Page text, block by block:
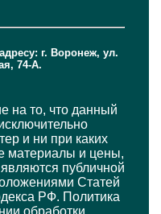
г. Воронеж, ул.
74-А.
то, что данный
и ни при каких
материалы и цены,
публичной
Статей
РФ. Политика
обработки